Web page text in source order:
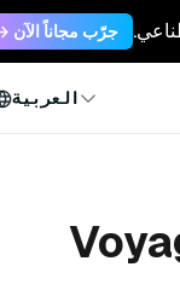
جرّب مجاناً الآن
العربية